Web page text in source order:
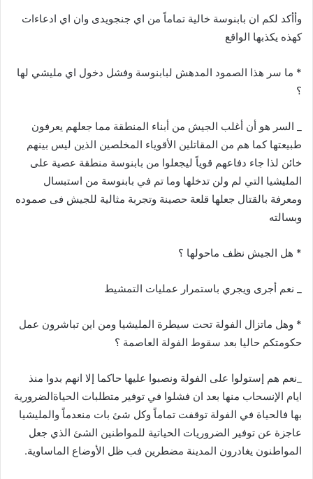
وأأكد لكم ان بابنوسة خالية تماماً من اي جنجويدى وان اي ادعاءات
كهذه يكذبها الواقع
* ما سر هذا الصمود المدهش لبابنوسة وفشل دخول اي مليشي لها
؟
_ السر هو أن أغلب الجيش من أبناء المنطقة مما جعلهم يعرفون
طبيعتها كما هم من المقاتلين الأقوياء المخلصين الذين ليس بينهم
خائن لذا جاء دفاعهم قوياً ليجعلوا من بابنوسة منطقة عصية على
المليشيا التي لم ولن تدخلها وما تم في بابنوسة من استبسال
ومعرفة بالقتال جعلها قلعة حصينة وتجربة مثالية للجيش فى صموده
وبسالته
* هل الجيش نظف ماحولها ؟
_ نعم أجرى ويجري باستمرار عمليات التمشيط
* وهل ماتزال الفولة تحت سيطرة المليشيا ومن اين تباشرون عمل
حكومتكم حاليا بعد سقوط الفولة العاصمة ؟
_نعم هم إستولوا على الفولة ونصبوا عليها حاكما إلا انهم بدوا منذ
ايام الإنسحاب منها بعد ان فشلوا في توفير متطلبات الحياةالضرورية
بها فالحياة في الفولة توقفت تماماً وكل شئ بات منعدماً والمليشيا
عاجزة عن توفير الضروريات الحياتية للمواطنين الشئ الذي جعل
المواطنون يغادرون المدينة مضطرين فب ظل الأوضاع الماساوية.